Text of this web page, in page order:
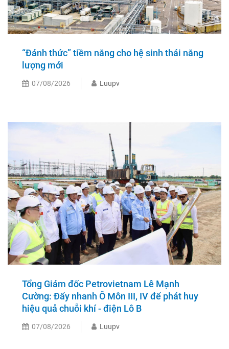
“Đánh thức” tiềm năng cho hệ sinh thái năng
lượng mới
07/08/2026 Luupv
Tổng Giám đốc Petrovietnam Lê Mạnh
Cường: Đẩy nhanh Ô Môn III, IV để phát huy
hiệu quả chuỗi khí - điện Lô B
07/08/2026 Luupv